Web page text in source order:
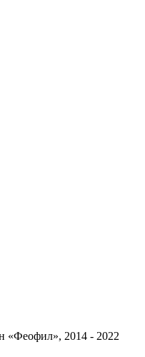
«Феофил», 2014 - 2022